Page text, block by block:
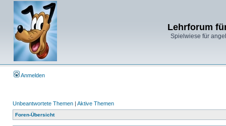
Lehrforum
Spielwiese für
Anmelden
Unbeantwortete Themen | Aktive Themen
Foren-Übersicht